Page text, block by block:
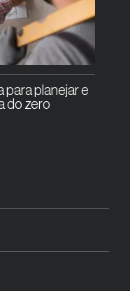
para planejar e
do zero